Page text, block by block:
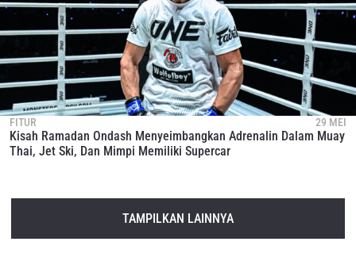
FITUR 29 MEI
Kisah Ramadan Ondash Menyeimbangkan Adrenalin Dalam Muay
Thai, Jet Ski, Dan Mimpi Memiliki Supercar
TAMPILKAN LAINNYA